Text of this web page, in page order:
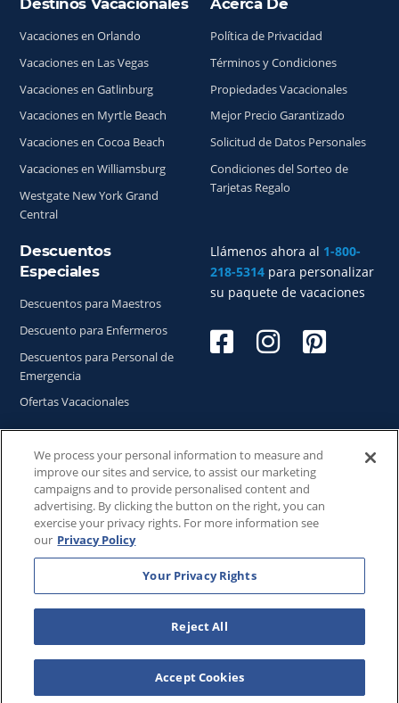
Índice del sitio
Llámenos ahora al 1-800-
218-5314 para personalizar
su paquete de vacaciones
Vacaciones en Orlando
Vacaciones en Las Vegas
Vacaciones en Gatlinburg
Vacaciones en Myrtle Beach
Vacaciones en Cocoa Beach
Vacaciones en Williamsburg
Westgate New York Grand
Central
Política de Privacidad
Términos y Condiciones
Propiedades Vacacionales
Mejor Precio Garantizado
Solicitud de Datos Personales
Condiciones del Sorteo de
Tarjetas Regalo
Descuentos
Especiales
Descuentos para Maestros
Descuento para Enfermeros
Descuentos para Personal de
Emergencia
Ofertas Vacacionales
Copyright © 2026WestgateReservations.com
subsidiario deCFI
SeaWorld y todas las marcas y elementos relacionados TM
2026 Walt Disney World.
Universal y todas las marcas y elementos relacionados TM
& © 2026 Universal Studios. Todos los derechos reservados.
The Wizarding World of Harry Potter™️ - Ministry of Magic™️ :
™️ Warner Bros. Entertainment Inc. Publishing Rights ©️ J.K.
Rowling.
We process your personal information to measure and
improve our sites and service, to assist our marketing
campaigns and to provide personalised content and
advertising. By clicking the button on the right, you can
exercise your privacy rights. For more information see
our Privacy Policy
Your Privacy Rights
Reject All
Accept Cookies